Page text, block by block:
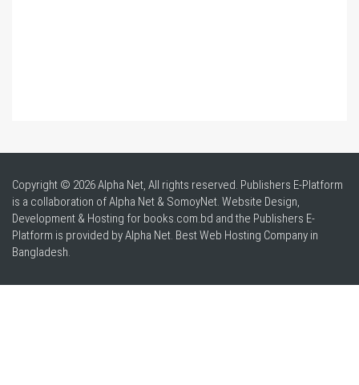
Copyright © 2026 Alpha Net, All rights reserved. Publishers E-Platform
is a collaboration of Alpha Net & SomoyNet. Website Design,
Development & Hosting for books.com.bd and the Publishers E-
Platform is provided by Alpha Net. BestWeb Hosting Company in
Bangladesh.